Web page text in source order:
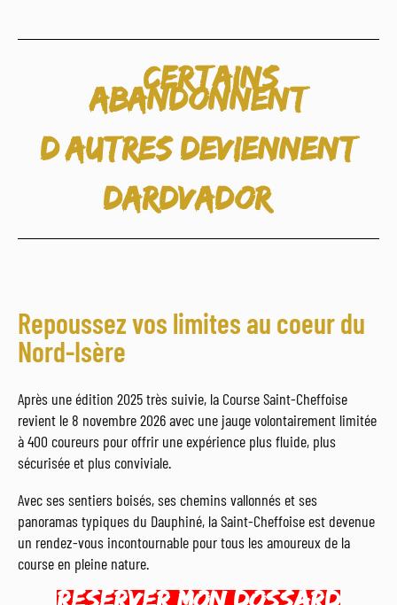
« Certains
abandonnent
D’autres deviennent
DardVador »
Repoussez vos limites au coeur du
Nord-Isère
Après une édition 2025 très suivie, la Course Saint-Cheffoise
revient le 8 novembre 2026 avec une jauge volontairement limitée
à 400 coureurs pour offrir une expérience plus fluide, plus
sécurisée et plus conviviale.
Avec ses sentiers boisés, ses chemins vallonnés et ses
panoramas typiques du Dauphiné, la Saint-Cheffoise est devenue
un rendez-vous incontournable pour tous les amoureux de la
course en pleine nature.